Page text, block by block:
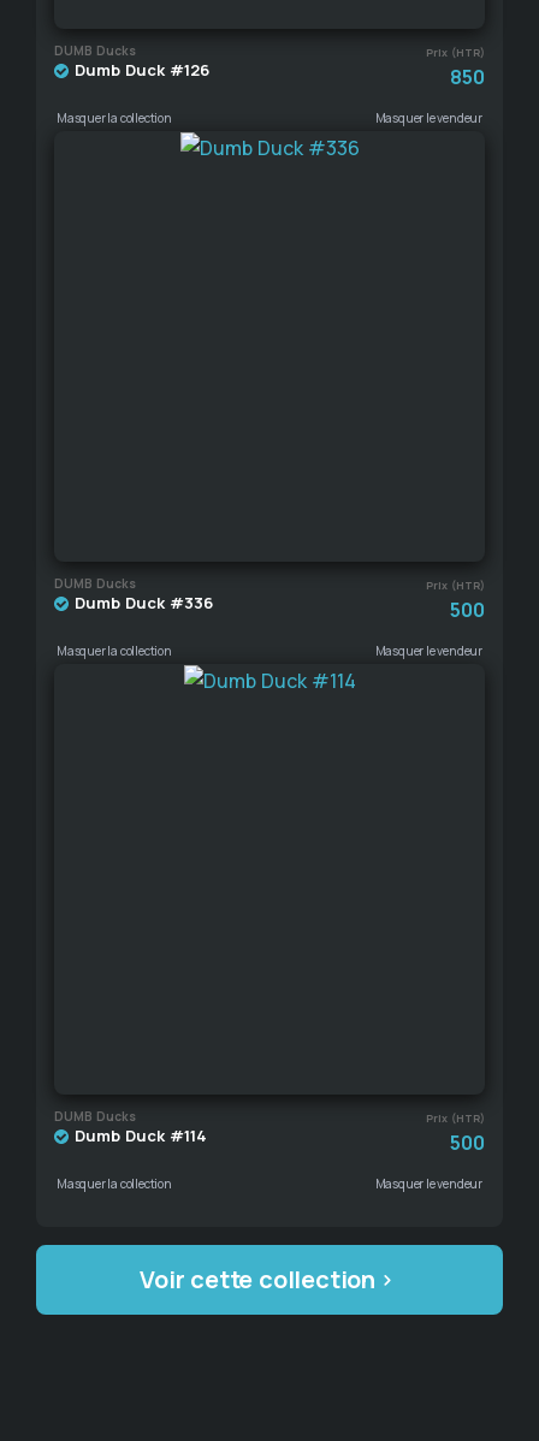
DUMB Ducks Prix (HTR)
Dumb Duck #126 850
Masquer la collection Masquer le vendeur
DUMB Ducks Prix (HTR)
Dumb Duck #336 500
Masquer la collection Masquer le vendeur
DUMB Ducks Prix (HTR)
Dumb Duck #114 500
Masquer la collection Masquer le vendeur
Voir cette collection